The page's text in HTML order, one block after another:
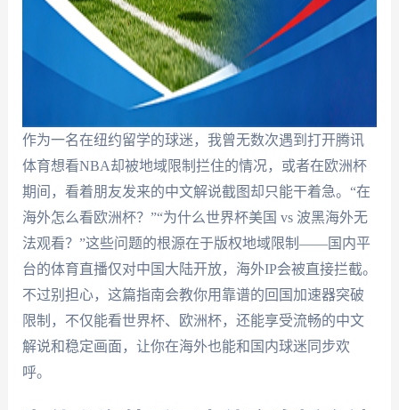
作为一名在纽约留学的球迷，我曾无数次遇到打开腾讯
体育想看NBA却被地域限制拦住的情况，或者在欧洲杯
期间，看着朋友发来的中文解说截图却只能干着急。“在
海外怎么看欧洲杯？”“为什么世界杯美国 vs 波黑海外无
法观看？”这些问题的根源在于版权地域限制——国内平
台的体育直播仅对中国大陆开放，海外IP会被直接拦截。
不过别担心，这篇指南会教你用靠谱的回国加速器突破
限制，不仅能看世界杯、欧洲杯，还能享受流畅的中文
解说和稳定画面，让你在海外也能和国内球迷同步欢
呼。